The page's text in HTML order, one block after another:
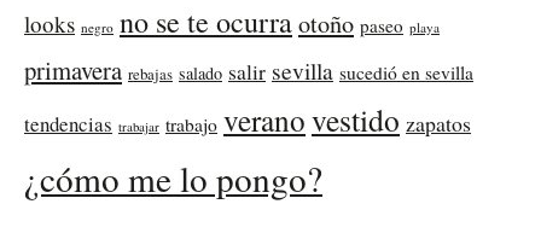
looks negro no se te ocurraotoño paseo playa
primavera rebajas salado salir sevilla sucedió en sevilla
tendencias trabajar trabajo veranovestido zapatos
¿cómo me lo pongo?